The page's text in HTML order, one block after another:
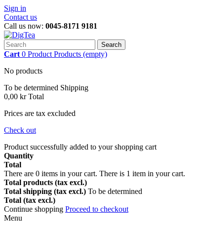
Sign in
Contact us
Call us now: 0045-8171 9181
Search
Cart 0 Product Products (empty)
No products
To be determined Shipping
0,00 kr Total
Prices are tax excluded
Check out
Product successfully added to your shopping cart
Quantity
Total
There are 0 items in your cart. There is 1 item in your cart.
Total products (tax excl.)
Total shipping (tax excl.) To be determined
Total (tax excl.)
Continue shopping Proceed to checkout
Menu